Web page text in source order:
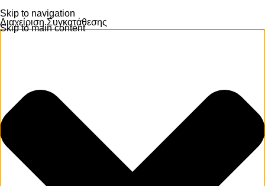
Διαχείριση Συγκατάθεσης
Skip to navigation
Skip to main content